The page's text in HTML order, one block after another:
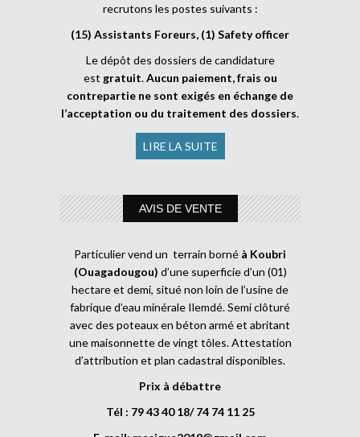
recrutons les postes suivants :
(15) Assistants Foreurs, (1) Safety officer
Le dépôt des dossiers de candidature
est gratuit.Aucun paiement, frais ou
contrepartie ne sont exigés en échange de
l’acceptation ou du traitement des dossiers.
LIRE LA SUITE
AVIS DE VENTE
Particulier vend un terrain borné à Koubri
(Ouagadougou) d’une superficie d’un (01)
hectare et demi, situé non loin de l’usine de
fabrique d’eau minérale Ilemdé. Semi clôturé
avec des poteaux en béton armé et abritant
une maisonnette de vingt tôles. Attestation
d’attribution et plan cadastral disponibles.
Prix à débattre
Tél : 79 43 40 18/ 74 74 11 25